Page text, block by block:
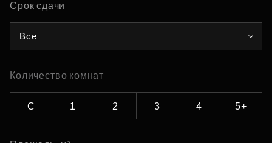
Срок сдачи
Все
Количество комнат
С 1 2 3 4 5+